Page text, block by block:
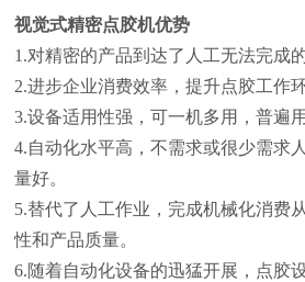
视觉式精密点胶机优势
1.对精密的产品到达了人工无法完成
2.进步企业消费效率，提升点胶工作
3.设备适用性强，可一机多用，普遍
4.自动化水平高，不需求或很少需求
量好。
5.替代了人工作业，完成机械化消费
性和产品质量。
6.随着自动化设备的迅猛开展，点胶